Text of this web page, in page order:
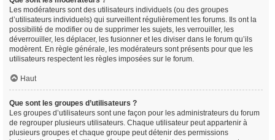
Les modérateurs sont des utilisateurs individuels (ou des groupes
d’utilisateurs individuels) qui surveillent régulièrement les forums. Ils ont la
possibilité de modifier ou de supprimer les sujets, les verrouiller, les
déverrouiller, les déplacer, les fusionner et les diviser dans le forum qu’ils
modèrent. En règle générale, les modérateurs sont présents pour que les
utilisateurs respectent les règles imposées sur le forum.
Haut
Que sont les groupes d’utilisateurs ?
Les groupes d’utilisateurs sont une façon pour les administrateurs du forum
de regrouper plusieurs utilisateurs. Chaque utilisateur peut appartenir à
plusieurs groupes et chaque groupe peut détenir des permissions